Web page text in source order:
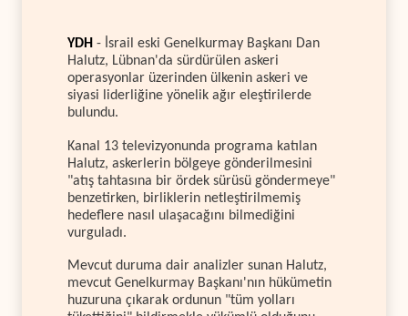
YDH - İsrail eski Genelkurmay Başkanı Dan
Halutz, Lübnan'da sürdürülen askeri
operasyonlar üzerinden ülkenin askeri ve
siyasi liderliğine yönelik ağır eleştirilerde
bulundu.
Kanal 13 televizyonunda programa katılan
Halutz, askerlerin bölgeye gönderilmesini
"atış tahtasına bir ördek sürüsü göndermeye"
benzetirken, birliklerin netleştirilmemiş
hedeflere nasıl ulaşacağını bilmediğini
vurguladı.
Mevcut duruma dair analizler sunan Halutz,
mevcut Genelkurmay Başkanı'nın hükümetin
huzuruna çıkarak ordunun "tüm yolları